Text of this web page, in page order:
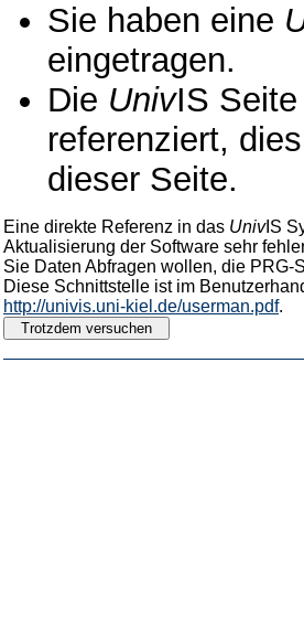
Sie haben eine
eingetragen.
Die UnivIS
referenziert,
dieser Seite.
Eine direkte Referenz in das UnivIS
Aktualisierung der Software sehr
Sie Daten Abfragen wollen, die PRG-
Diese Schnittstelle ist im
http://univis.uni-kiel.de/userman.pdf.